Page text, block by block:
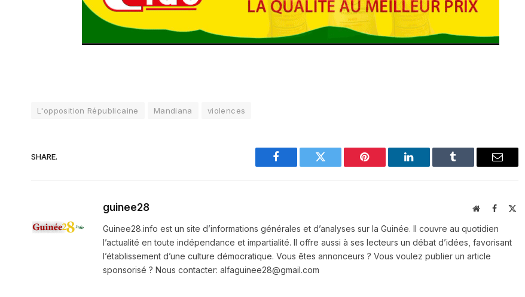
L'opposition Républicaine Mandiana violences
SHARE.
Facebook Twitter Pinterest LinkedIn Tumblr Email
guinee28 WebsiteFacebook
X
Guinee28.info est un site d’informations générales et d’analyses sur la Guinée. Il couvre au quotidien
l’actualité en toute indépendance et impartialité. Il offre aussi à ses lecteurs un débat d’idées, favorisant
l’établissement d’une culture démocratique. Vous êtes annonceurs ? Vous voulez publier un article
sponsorisé ? Nous contacter: alfaguinee28@gmail.com